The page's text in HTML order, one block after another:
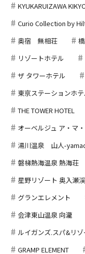
KYUKARUIZAWA
Curio Collection by
奥宿 無相荘
リゾートホテル
ザ タワーホテル
東京ステーションホ
THE TOWER HOTEL
オーベルジュ ア・マ
湯川温泉 山人-
磐梯熱海温泉 熱海荘
星野リゾート 奥入瀬
グランエレメント
会津東山温泉 向瀧
ルイガンズ.スパ&リ
GRAMP ELEMENT